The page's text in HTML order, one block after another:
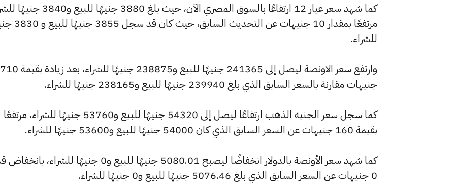
كما شهد سعر عيار 12 ارتفاعًا بالسوق المصري الآن، حيث بلغ 3880 جنيهًا
مرتفعًا بمقدار 10 جنيهات عن التحديث
للشراء.
وارتفع سعر الاونصة ليصل إلى 241365 جنيهًا للبيع و238875 جنيهًا للشراء، بعد زيادة بقيمة 710
جنيهات مقارنة بالسعر السابق الذي بلغ 239940 جنيهًا للبيع و238165 جنيهًا للشراء.
كما سجل سعر الجنيه الذهب ارتفاعًا ليصل إلى 54320 جنيهًا للبيع و53760 جنيهًا للشراء، مرتفعًا
بقيمة 160 جنيهات عن السعر السابق الذي كان 54000 جنيهًا للبيع و53600 جنيهًا للشراء.
كما شهد سعر الأونصة بالدولار انخفاضًا ليصبح 5080.01 جنيهًا للبيع و0 جنيهًا للشراء،
0 جنيهات عن السعر السابق الذي بلغ 5076.46 جنيهًا للبيع و0 جنيهًا للشراء.